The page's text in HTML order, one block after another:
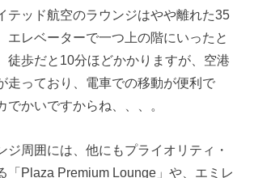
テッド航空のラウンジはやや離れた35
エレベーターで一つ上の階にいったと
徒歩だと10分ほどかかりますが、空港
走っており、電車での移動が便利で
でかいですからね、、、。
ジ周囲には、他にもプライオリティ・
「Plaza Premium Lounge」や、エミレ